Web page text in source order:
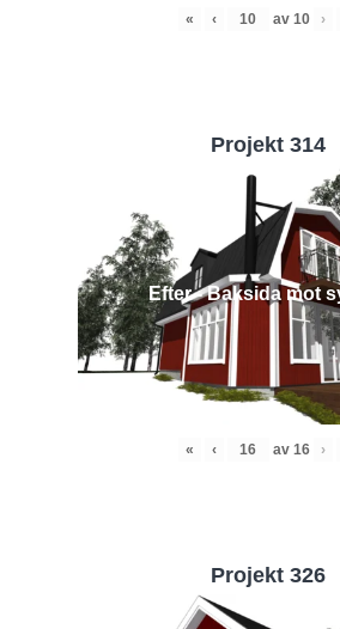
« ‹ av 10 ›
Projekt 314
Efter - Baksida mot
« ‹ av 16 ›
Projekt 326